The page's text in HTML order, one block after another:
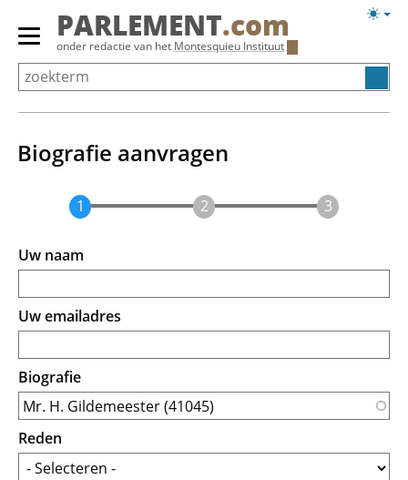
Overslaan
Primair
menu
tonen/verbergen
PARLEMENT.com
onder redactie van het Montesquieu Instituut
Biografie aanvragen
Uw naam
Uw emailadres
Biografie
Reden